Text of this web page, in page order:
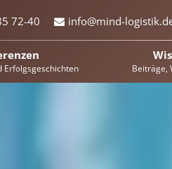
72-40 info@mind-
Erfolgsgeschichten Beiträge,